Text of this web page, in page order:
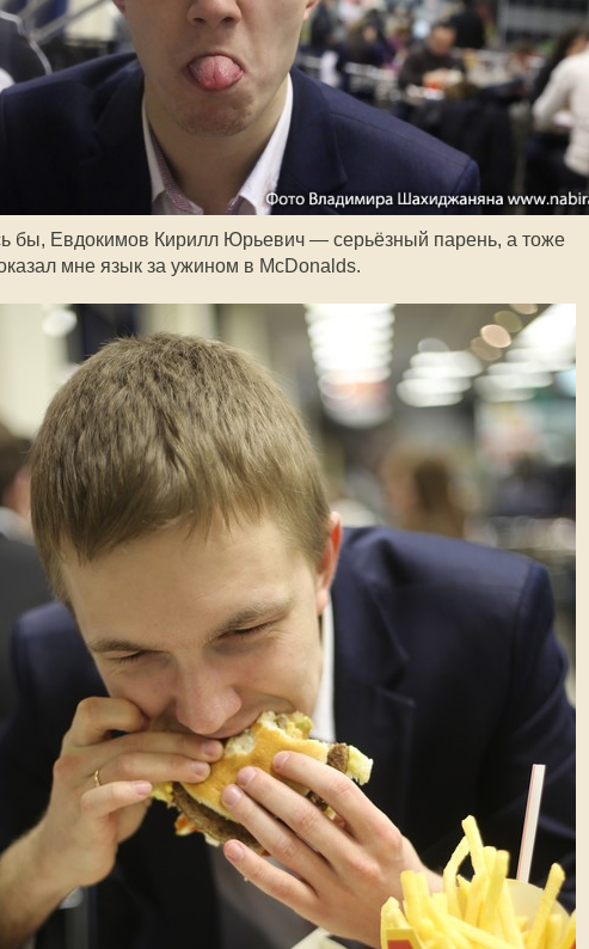
бы, Евдокимов Кирилл Юрьевич — серьёзный парень, а тоже
мне язык за ужином в McDonalds.